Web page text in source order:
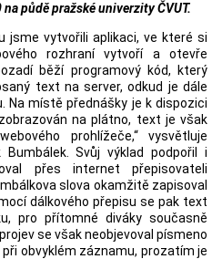
půdě pražské univerzity ČVUT.
jsme vytvořili aplikaci, ve které si
rozhraní vytvoří a otevře
běží programový kód, který
text na server, odkud je dále
Na místě přednášky je k dispozici
na plátno, text je však
prohlížeče,“ vysvětluje
Svůj výklad podpořil i
přes internet přepisovateli
slova okamžitě zapisoval
dálkového přepisu se pak text
pro přítomné diváky současně
se však neobjevoval písmeno
obvyklém záznamu, prozatím je